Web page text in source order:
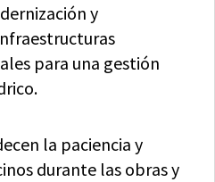
y
para una gestión
la paciencia y
durante las obras y